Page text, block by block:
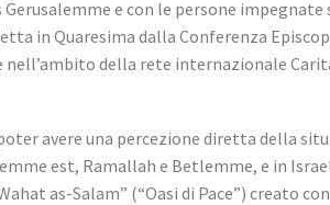
e con le persone
in Quaresima dalla Conferenza
della rete internazionale
avere una percezione diretta della
est, Ramallah e Betlemme, e in
as-Salam” (“Oasi di Pace”) creato